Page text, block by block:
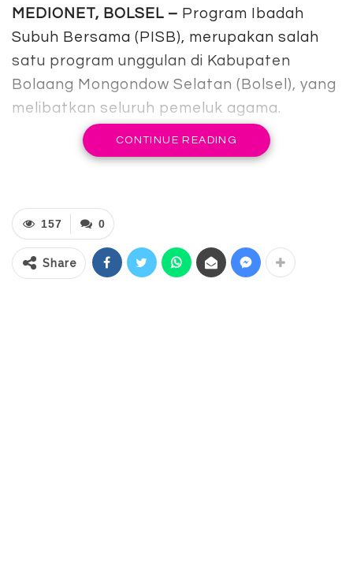
MEDIONET, BOLSEL – Program Ibadah
Subuh Bersama (PISB), merupakan salah
satu program unggulan di Kabupaten
Bolaang Mongondow Selatan (Bolsel), yang
melibatkan seluruh pemeluk agama.
Dalam rangkaian peringatan Hari Ulang
Pelaksanaan ibadah berlangsung serentak
sesuai keyakinan masing-masing.
CONTINUE READING
0
157
Share